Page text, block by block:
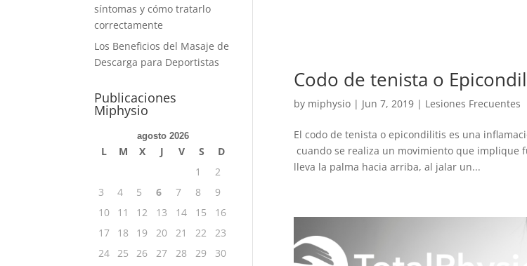
Codo de tenista o
by miphysio| Jun 7, 2019| Lesiones Frecuentes
El codo de tenista o epicondilitis es una
cuando se realiza un movimiento que implique
lleva la palma hacia arriba, al jalar un...
síntomas y cómo tratarlo
correctamente
Los Beneficios del Masaje de
Descarga para Deportistas
Publicaciones
Miphysio
agosto 2026
L M X J V S
D
1
2
3
4 5 6 7 8
9
10
11 12 13 14 15
16
17
18 19 20 21 22
23
24 25 26 27 28 29
30